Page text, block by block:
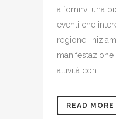
a fornirvi una
eventi che
regione.
manifestazione
attività con...
READ MORE